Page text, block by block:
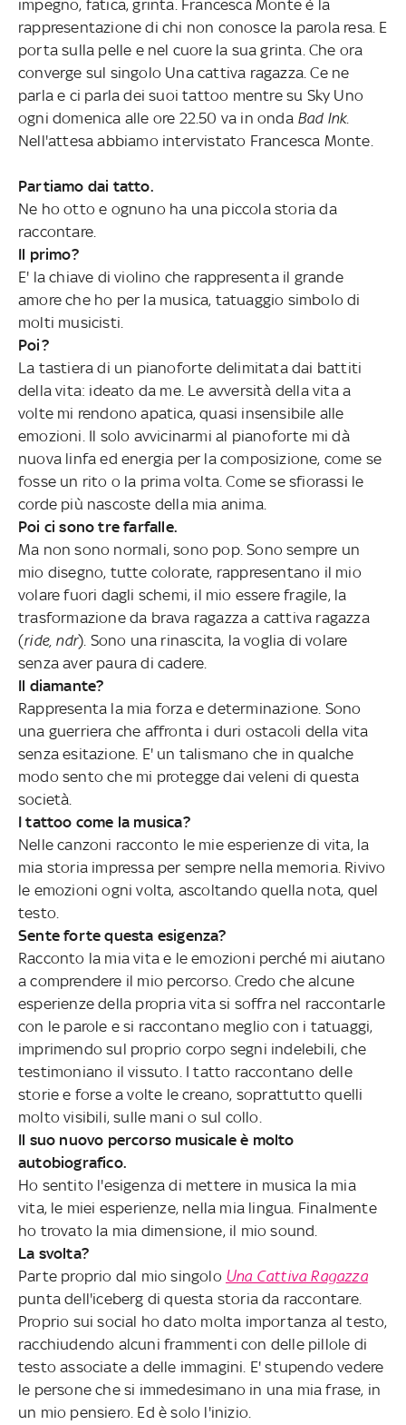
impegno, fatica, grinta. Francesca Monte è la
rappresentazione di chi non conosce la parola resa. E
porta sulla pelle e nel cuore la sua grinta. Che ora
converge sul singolo Una cattiva ragazza. Ce ne
parla e ci parla dei suoi tattoo mentre su Sky Uno
ogni domenica alle ore 22.50 va in onda Bad Ink.
Nell'attesa abbiamo intervistato Francesca Monte.
Partiamo dai tatto.
Ne ho otto e ognuno ha una piccola storia da
raccontare.
Il primo?
E' la chiave di violino che rappresenta il grande
amore che ho per la musica, tatuaggio simbolo di
molti musicisti.
Poi?
La tastiera di un pianoforte delimitata dai battiti
della vita: ideato da me. Le avversità della vita a
volte mi rendono apatica, quasi insensibile alle
emozioni. Il solo avvicinarmi al pianoforte mi dà
nuova linfa ed energia per la composizione, come se
fosse un rito o la prima volta. Come se sfiorassi le
corde più nascoste della mia anima.
Poi ci sono tre farfalle.
Ma non sono normali, sono pop. Sono sempre un
mio disegno, tutte colorate, rappresentano il mio
volare fuori dagli schemi, il mio essere fragile, la
trasformazione da brava ragazza a cattiva ragazza
(ride, ndr). Sono una rinascita, la voglia di volare
senza aver paura di cadere.
Il diamante?
Rappresenta la mia forza e determinazione. Sono
una guerriera che affronta i duri ostacoli della vita
senza esitazione. E' un talismano che in qualche
modo sento che mi protegge dai veleni di questa
società.
I tattoo come la musica?
Nelle canzoni racconto le mie esperienze di vita, la
mia storia impressa per sempre nella memoria. Rivivo
le emozioni ogni volta, ascoltando quella nota, quel
testo.
Sente forte questa esigenza?
Racconto la mia vita e le emozioni perché mi aiutano
a comprendere il mio percorso. Credo che alcune
esperienze della propria vita si soffra nel raccontarle
con le parole e si raccontano meglio con i tatuaggi,
imprimendo sul proprio corpo segni indelebili, che
testimoniano il vissuto. I tatto raccontano delle
storie e forse a volte le creano, soprattutto quelli
molto visibili, sulle mani o sul collo.
Il suo nuovo percorso musicale è molto
autobiografico.
Ho sentito l'esigenza di mettere in musica la mia
vita, le miei esperienze, nella mia lingua. Finalmente
ho trovato la mia dimensione, il mio sound.
La svolta?
Parte proprio dal mio singolo Una Cattiva Ragazza
punta dell'iceberg di questa storia da raccontare.
Proprio sui social ho dato molta importanza al testo,
racchiudendo alcuni frammenti con delle pillole di
testo associate a delle immagini. E' stupendo vedere
le persone che si immedesimano in una mia frase, in
un mio pensiero. Ed è solo l'inizio.